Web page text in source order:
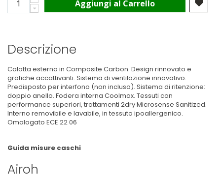
Aggiungi al Carrello
Descrizione
Calotta esterna in Composite Carbon. Design rinnovato e
grafiche accattivanti. Sistema di ventilazione innovativo.
Predisposto per interfono (non incluso). Sistema di ritenzione:
doppio anello. Fodera interna Coolmax. Tessuti con
performance superiori, trattamenti 2dry Microsense Sanitized.
Interno removibile e lavabile, in tessuto ipoallergenico.
Omologato ECE 22 06
Guida misure caschi
Airoh